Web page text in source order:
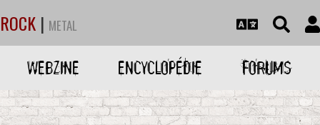
ROCK | METAL
WEBZINE ENCYCLOPÉDIE FORUMS